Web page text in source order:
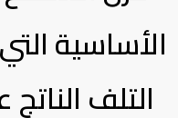
الأساسية
التلف